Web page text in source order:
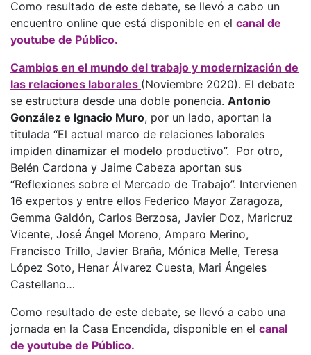
Como resultado de este debate, se llevó a cabo un
encuentro online que está disponible en el canal de
youtube de Público.
Cambios en el mundo del trabajo y modernización de
las relaciones laborales (Noviembre 2020). El debate
se estructura desde una doble ponencia. Antonio
González e Ignacio Muro, por un lado, aportan la
titulada “El actual marco de relaciones laborales
impiden dinamizar el modelo productivo”. Por otro,
Belén Cardona y Jaime Cabeza aportan sus
“Reflexiones sobre el Mercado de Trabajo”. Intervienen
16 expertos y entre ellos Federico Mayor Zaragoza,
Gemma Galdón, Carlos Berzosa, Javier Doz, Maricruz
Vicente, José Ángel Moreno, Amparo Merino,
Francisco Trillo, Javier Braña, Mónica Melle, Teresa
López Soto, Henar Álvarez Cuesta, Mari Ángeles
Castellano…
Como resultado de este debate, se llevó a cabo una
jornada en la Casa Encendida, disponible en el canal
de youtube de Público.